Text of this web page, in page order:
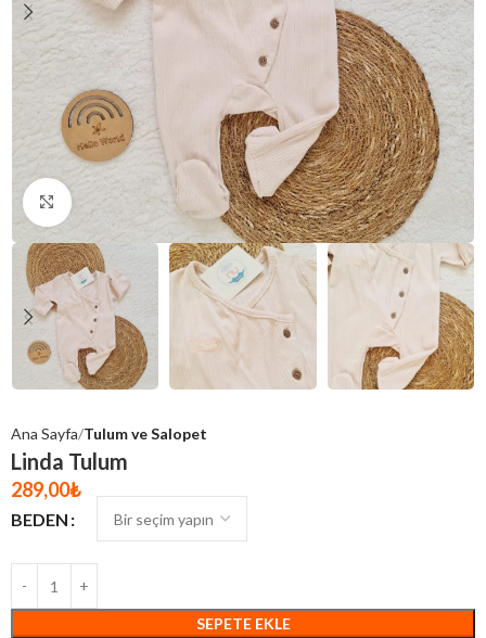
Click to enlarge
Ana Sayfa Tulum ve Salopet
Linda Tulum
289,00₺
BEDEN
SEPETE EKLE